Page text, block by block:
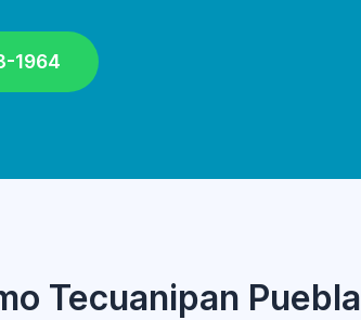
1964
Tecuanipan Puebla